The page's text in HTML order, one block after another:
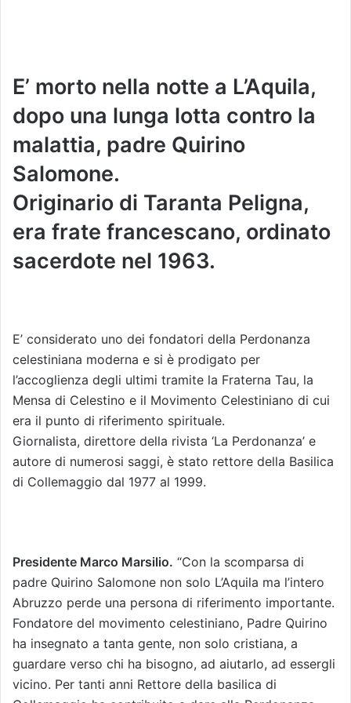
E’ morto nella notte a L’Aquila,
dopo una lunga lotta contro la
malattia, padre Quirino
Salomone.
Originario di Taranta Peligna,
era frate francescano, ordinato
sacerdote nel 1963.
E’ considerato uno dei fondatori della Perdonanza
celestiniana moderna e si è prodigato per
l’accoglienza degli ultimi tramite la Fraterna Tau, la
Mensa di Celestino e il Movimento Celestiniano di cui
era il punto di riferimento spirituale.
Giornalista, direttore della rivista ‘La Perdonanza’ e
autore di numerosi saggi, è stato rettore della Basilica
di Collemaggio dal 1977 al 1999.
Presidente Marco Marsilio. “Con la scomparsa di
padre Quirino Salomone non solo L’Aquila ma l’intero
Abruzzo perde una persona di riferimento importante.
Fondatore del movimento celestiniano, Padre Quirino
ha insegnato a tanta gente, non solo cristiana, a
guardare verso chi ha bisogno, ad aiutarlo, ad essergli
vicino. Per tanti anni Rettore della basilica di